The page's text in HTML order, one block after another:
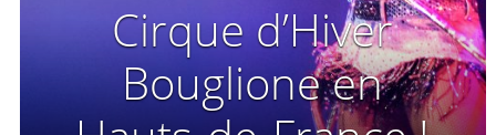
Cirque d’Hiver
Bouglione en